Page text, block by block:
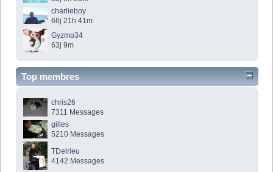
charlieboy
66j 21h 41m
Gyzmo34
63j 9m
Top membres
chris26
7311 Messages
gilles
5210 Messages
TDelrieu
4142 Messages